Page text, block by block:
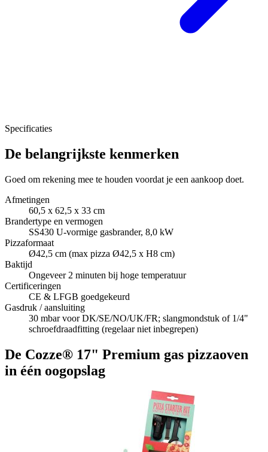
Specificaties
De belangrijkste kenmerken
Goed om rekening mee te houden voordat je een aankoop doet.
Afmetingen
60,5 x 62,5 x 33 cm
Brandertype en vermogen
SS430 U-vormige gasbrander, 8,0 kW
Pizzaformaat
Ø42,5 cm (max pizza Ø42,5 x H8 cm)
Baktijd
Ongeveer 2 minuten bij hoge temperatuur
Certificeringen
CE & LFGB goedgekeurd
Gasdruk / aansluiting
30 mbar voor DK/SE/NO/UK/FR; slangmondstuk of 1/4"
schroefdraadfitting (regelaar niet inbegrepen)
De Cozze® 17" Premium gas pizzaoven
in één oogopslag